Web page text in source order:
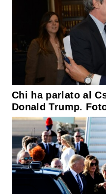
Chi ha parlato al
Donald Trump.